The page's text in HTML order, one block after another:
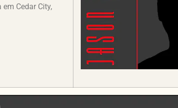
em Cedar City,